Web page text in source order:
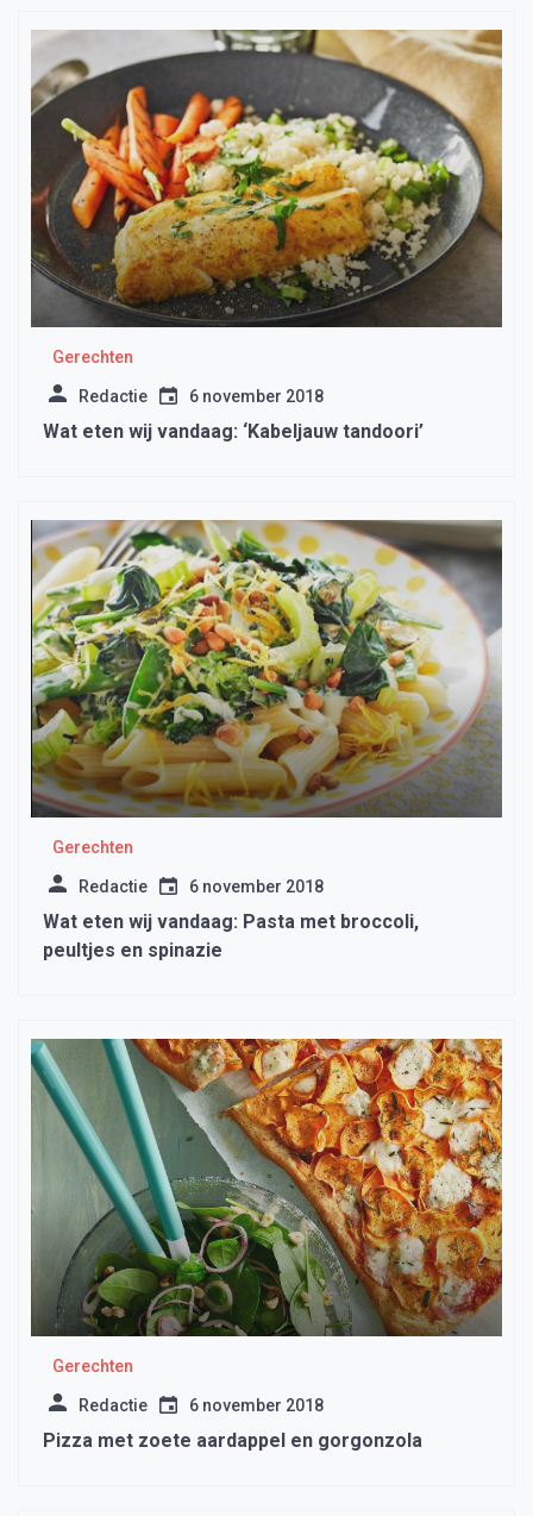
Gerechten
Redactie 6 november 2018
Wat eten wij vandaag: ‘Kabeljauw tandoori’
Gerechten
Redactie 6 november 2018
Wat eten wij vandaag: Pasta met broccoli,
peultjes en spinazie
Gerechten
Redactie 6 november 2018
Pizza met zoete aardappel en gorgonzola